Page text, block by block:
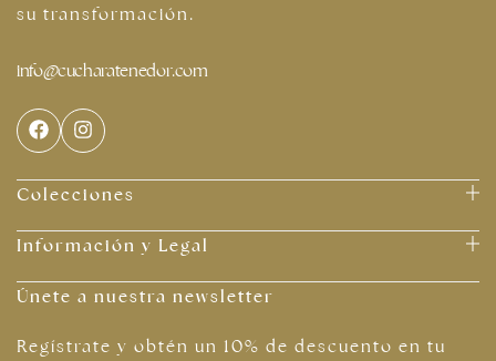
su transformación.
info@cucharatenedor.com
Colecciones
Información y Legal
Únete a nuestra newsletter
Regístrate y obtén un 10% de descuento en tu